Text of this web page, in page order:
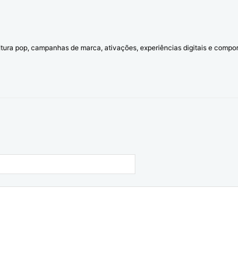
pop, campanhas de marca, ativações, experiências digitais e
mail:*